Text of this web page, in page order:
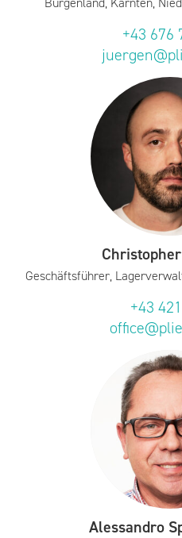
+43 676
Geschäftsführer,
+43
Alessandro